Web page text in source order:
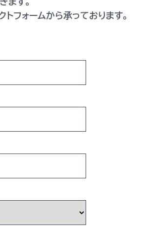
フォームから承っております。